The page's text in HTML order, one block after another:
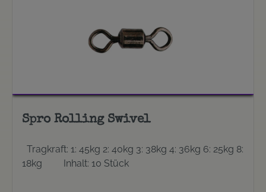
Spro Rolling Swivel
Tragkraft: 1: 45kg 2: 40kg 3: 38kg 4: 36kg 6: 25kg 8:
18kg Inhalt: 10 Stück